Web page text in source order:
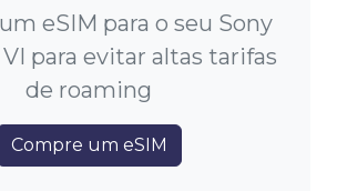
eSIM para o seu Sony
VI para evitar altas tarifas
de roaming
Compre um eSIM